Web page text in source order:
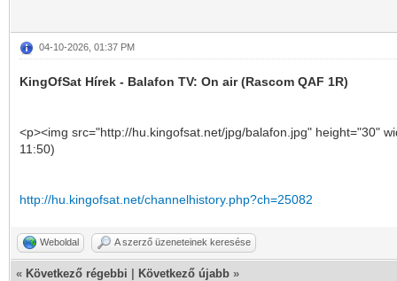
04-10-2026, 01:37 PM
KingOfSat Hírek - Balafon TV: On air (Rascom QAF 1R)
<p><img src="http://hu.kingofsat.net/jpg/balafon.jpg" height="30"
11:50)
http://hu.kingofsat.net/channelhistory.php?ch=25082
Weboldal A szerző üzeneteinek keresése
« Következő régebbi Következő újabb »